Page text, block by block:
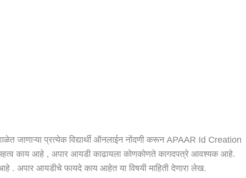
जाणाऱ्या प्रत्येक विद्यार्थी ऑनलाईन नोंदणी करून APAAR Id Creation
काय आहे , अपार आयडी काढायला कोणकोणते कागदपत्रे आवश्यक आहे.
. अपार आयडीचे फायदे काय आहेत या विषयी माहिती देणारा लेख.